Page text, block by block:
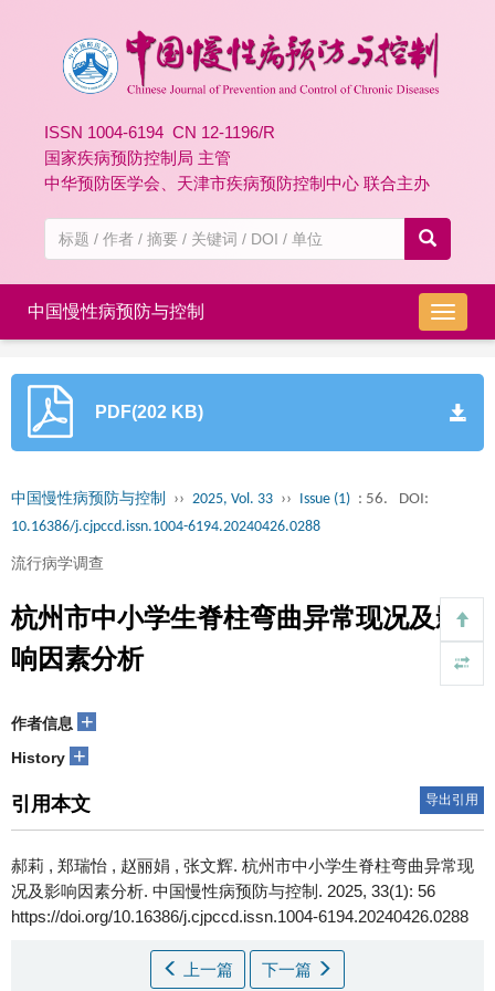
ISSN 1004-6194 CN 12-1196/R
国家疾病预防控制局 主管
中华预防医学会、天津市疾病预防控制中心 联合主办
导
航
中国慢性病预防与控制
PDF(202 KB)
中国慢性病预防与控制 ›› 2025, Vol. 33 ›› Issue (1) : 56.
DOI:
10.16386/j.cjpccd.issn.1004-6194.20240426.0288
流行病学调查
杭州市中小学生脊柱弯曲异常现况及影
响因素分析
作者信息 +
History +
引用本文 导出引用
郝莉 , 郑瑞怡 , 赵丽娟 , 张文辉. 杭州市中小学生脊柱弯曲异常现
况及影响因素分析. 中国慢性病预防与控制. 2025, 33(1): 56
https://doi.org/10.16386/j.cjpccd.issn.1004-6194.20240426.0288
上一篇 下一篇